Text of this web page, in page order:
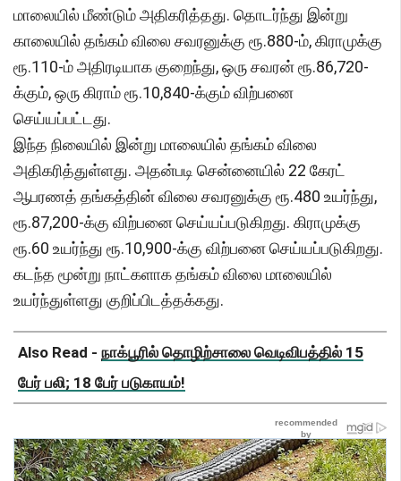
மாலையில் மீண்டும் அதிகரித்தது. தொடர்ந்து இன்று
காலையில் தங்கம் விலை சவரனுக்கு ரூ.880-ம், கிராமுக்கு
ரூ.110-ம் அதிரடியாக குறைந்து, ஒரு சவரன் ரூ.86,720-
க்கும், ஒரு கிராம் ரூ.10,840-க்கும் விற்பனை
செய்யப்பட்டது.
இந்த நிலையில் இன்று மாலையில் தங்கம் விலை
அதிகரித்துள்ளது. அதன்படி சென்னையில் 22 கேரட்
ஆபரணத் தங்கத்தின் விலை சவரனுக்கு ரூ.480 உயர்ந்து,
ரூ.87,200-க்கு விற்பனை செய்யப்படுகிறது. கிராமுக்கு
ரூ.60 உயர்ந்து ரூ.10,900-க்கு விற்பனை செய்யப்படுகிறது.
கடந்த மூன்று நாட்களாக தங்கம் விலை மாலையில்
உயர்ந்துள்ளது குறிப்பிடத்தக்கது.
Also Read - நாக்பூரில் தொழிற்சாலை வெடிவிபத்தில் 15
பேர் பலி; 18 பேர் படுகாயம்!